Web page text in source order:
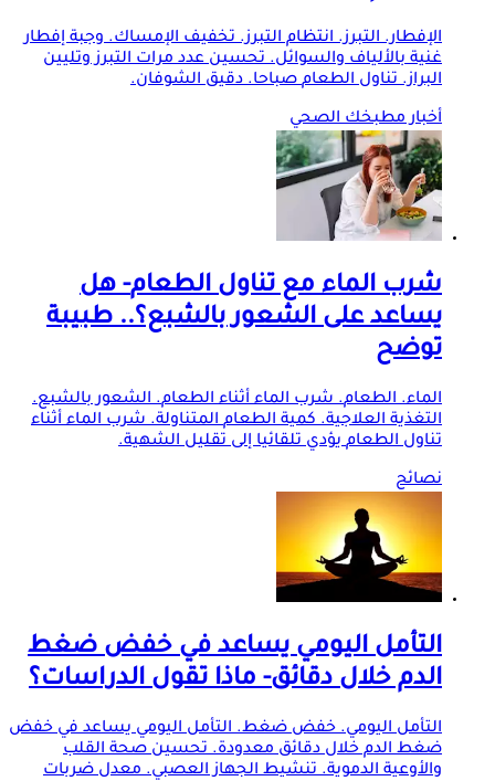
الإفطار. التبرز. انتظام التبرز. تخفيف الإمساك. وجبة إفطار
غنية بالألياف والسوائل. تحسين عدد مرات التبرز وتليين
البراز. تناولالطعامصباحا. دقيق الشوفان.
أخبار مطبخك الصحي
شرب الماء مع تناولالطعام- هل
يساعد على الشعور بالشبع؟.. طبيبة
توضح
الماء.الطعام. شرب الماء أثناءالطعام. الشعور بالشبع.
التغذية العلاجية. كميةالطعامالمتناولة. شرب الماء أثناء
تناولالطعاميؤدي تلقائيا إلى تقليل الشهية.
نصائح
التأمل اليومي يساعد في خفض ضغط
الدم خلال دقائق- ماذا تقول الدراسات؟
التأمل اليومي. خفض ضغط. التأمل اليومي يساعد في خفض
ضغط الدم خلال دقائق معدودة. تحسين صحة القلب
والأوعية الدموية. تنشيط الجهاز العصبي. معدل ضربات